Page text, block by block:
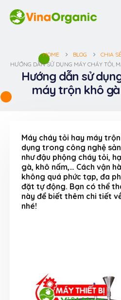
HOME BLOG
CHIA
HƯỚNG DẪN SỬ DỤNG MÁY CHÁY TỎI,
Hướng dẫn sử
máy trộn khô
Máy cháy tỏi hay máy
dụng trong công nghệ
như đậu phộng cháy tỏi,
gà, khô nấm,… Cách vận
không quá phức tạp, đa
đặt tự động. Bạn có thể
này để biết thêm chi tiết
nhé!